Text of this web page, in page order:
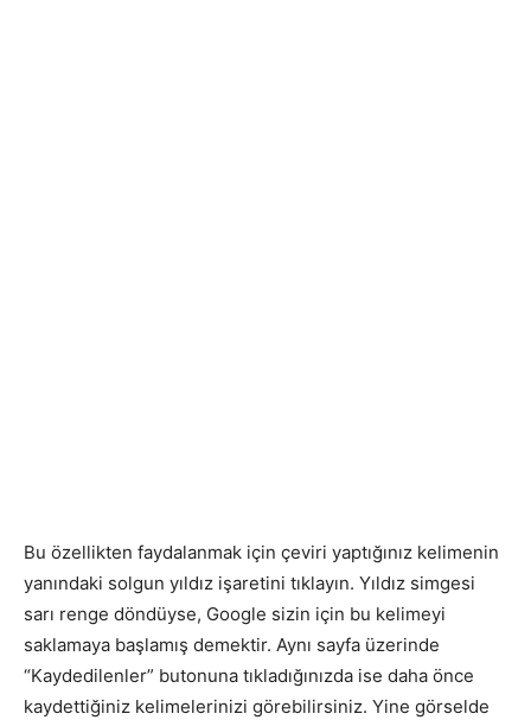
Bu özellikten faydalanmak için çeviri yaptığınız kelimenin
yanındaki solgun yıldız işaretini tıklayın. Yıldız simgesi
sarı renge döndüyse, Google sizin için bu kelimeyi
saklamaya başlamış demektir. Aynı sayfa üzerinde
“Kaydedilenler” butonuna tıkladığınızda ise daha önce
kaydettiğiniz kelimelerinizi görebilirsiniz. Yine görselde